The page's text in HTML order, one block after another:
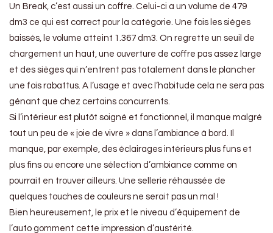
Un Break, c’est aussi un coffre. Celui-ci a un volume de 479
dm3 ce qui est correct pour la catégorie. Une fois les sièges
baissés, le volume atteint 1.367 dm3. On regrette un seuil de
chargement un haut, une ouverture de coffre pas assez large
et des sièges qui n’entrent pas totalement dans le plancher
une fois rabattus. A l’usage et avec l’habitude cela ne sera pas
génant que chez certains concurrents.
Si l’intérieur est plutôt soigné et fonctionnel, il manque malgré
tout un peu de « joie de vivre » dans l’ambiance à bord. Il
manque, par exemple, des éclairages intérieurs plus funs et
plus fins ou encore une sélection d’ambiance comme on
pourrait en trouver ailleurs. Une sellerie réhaussée de
quelques touches de couleurs ne serait pas un mal !
Bien heureusement, le prix et le niveau d’équipement de
l’auto gomment cette impression d’austérité.